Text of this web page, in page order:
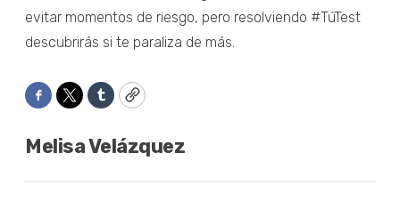
evitar momentos de riesgo, pero resolviendo #TúTest
descubrirás si te paraliza de más.
Facebook
TwitterTumblrCopy
Melisa Velázquez